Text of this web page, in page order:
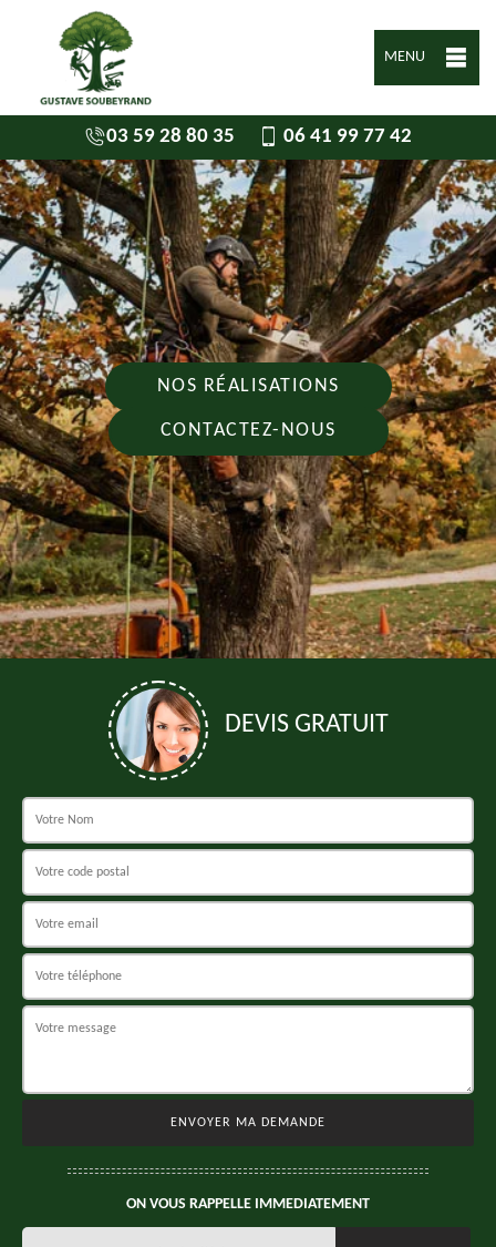
MENU
03 59 28 80 35 06 41 99 77 42
NOS RÉALISATIONS
CONTACTEZ-NOUS
DEVIS GRATUIT
ON VOUS RAPPELLE IMMEDIATEMENT